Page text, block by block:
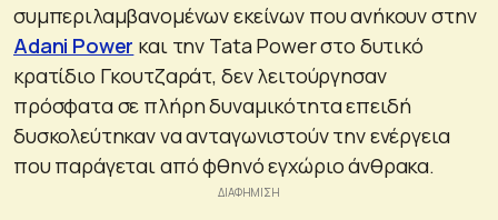
συμπεριλαμβανομένων εκείνων που ανήκουν στην
Adani Power και την Tata Power στο δυτικό
κρατίδιο Γκουτζαράτ, δεν λειτούργησαν
πρόσφατα σε πλήρη δυναμικότητα επειδή
δυσκολεύτηκαν να ανταγωνιστούν την ενέργεια
που παράγεται από φθηνό εγχώριο άνθρακα.